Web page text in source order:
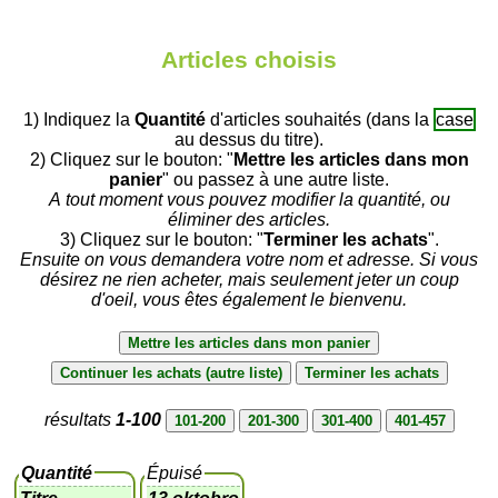
Articles choisis
1) Indiquez la Quantitéd'articles souhaités (dans la case
au dessus du titre).
2) Cliquez sur le bouton: " Mettre les articles dans mon
panier" ou passez à une autre liste.
A tout moment vous pouvez modifier la quantité, ou
éliminer des articles.
3) Cliquez sur le bouton: "Terminer les achats".
Ensuite on vous demandera votre nom et adresse. Si vous
désirez ne rien acheter, mais seulement jeter un coup
d'oeil, vous êtes également le bienvenu.
résultats 1-100
Quantité
Épuisé